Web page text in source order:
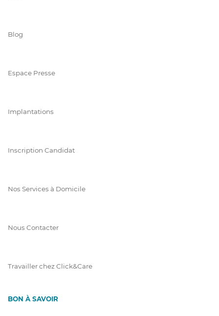
Blog
Espace Presse
Implantations
Inscription Candidat
Nos Services à Domicile
Nous Contacter
Travailler chez Click&Care
BON À SAVOIR